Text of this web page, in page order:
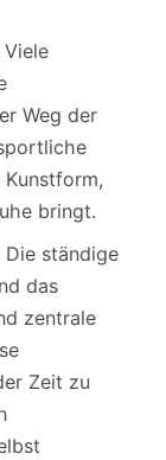
Viele
Weg der
bringt.
Die ständige
das
zentrale
Zeit zu